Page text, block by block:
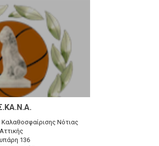
74 στα Καμίνια
Νότιας
Αττικής
136